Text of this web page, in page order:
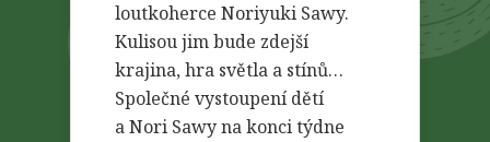
loutkoherce Noriyuki Sawy.
Kulisou jim bude zdejší
krajina, hra světla a stínů…
Společné vystoupení dětí
a Nori Sawy na konci týdne